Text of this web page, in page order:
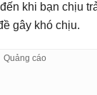
khi bạn chịu
gây khó chịu.